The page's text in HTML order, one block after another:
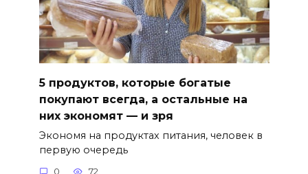
5 продуктов, которые богатые
покупают всегда, а остальные на
них экономят — и зря
Экономя на продуктах питания, человек в
первую очередь
0 72